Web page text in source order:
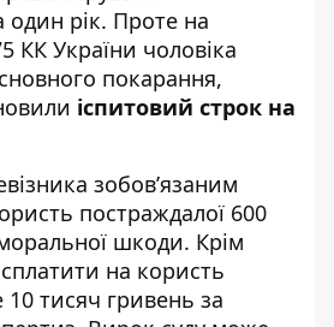
рік. Проте на
КК України чоловіка
покарання,
іспитовий строк на
зобов’язаним
постраждалої 600
шкоди. Крім
на користь
тисяч гривень за